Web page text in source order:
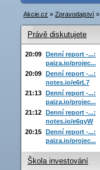
Akcie.cz » Zpravodajství »
Právě diskutujete
20:09 Denní report -...:
paiza.io/projec...
20:09 Denní report -...:
notes.io/e6rL7
21:13 Denní report -...:
paiza.io/projec...
21:12 Denní report -...:
notes.io/e6qyW
20:15 Denní report -...:
paiza.io/projec...
Škola investování